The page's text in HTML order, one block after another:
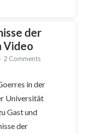
der
Video
2 Comments
in der
Universität
Gast und
der